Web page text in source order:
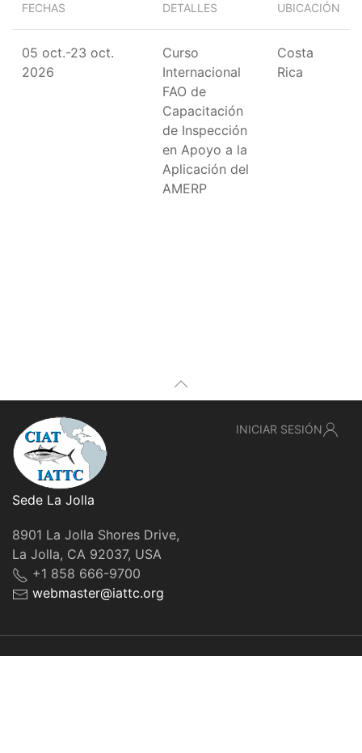
FECHAS DETALLES UBICACIÓN
05 oct.-23 oct.
2026
Curso
Internacional
FAO de
Capacitación
de Inspección
en Apoyo a la
Aplicación del
AMERP
Costa
Rica
Sede La Jolla
8901 La Jolla Shores Drive,
La Jolla, CA 92037, USA
+1 858 666-9700
webmaster@iattc.org
INICIAR SESIÓN
© IATTC, 2022-2026